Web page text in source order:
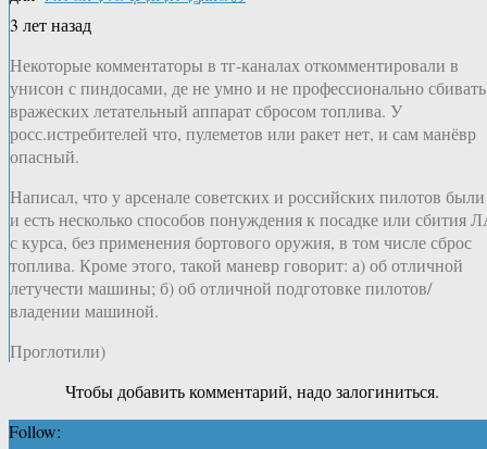
3 лет назад
Некоторые комментаторы в тг-каналах откомментировали в
унисон с пиндосами, де не умно и не профессионально сбивать
вражеских летательный аппарат сбросом топлива. У
росс.истребителей что, пулеметов или ракет нет, и сам манёвр
опасный.
Написал, что у арсенале советских и российских пилотов были
и есть несколько способов понуждения к посадке или сбития
с курса, без применения бортового оружия, в том числе сброс
топлива. Кроме этого, такой маневр говорит: а) об отличной
летучести машины; б) об отличной подготовке пилотов/
владении машиной.
Проглотили)
Чтобы добавить комментарий, надо залогиниться.
Follow: